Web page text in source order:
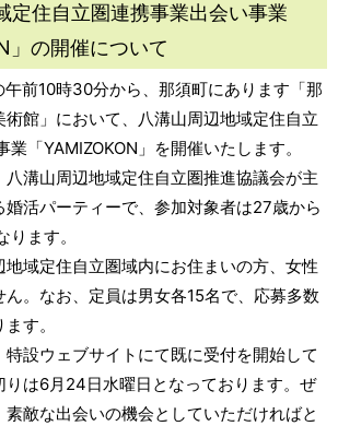
定住自立圏連携事業出会い事業
」の開催について
前10時30分から、那須町にあります「那
館」において、八溝山周辺地域定住自立
「YAMIZOKON」を開催いたします。
溝山周辺地域定住自立圏推進協議会が主
活パーティーで、参加対象者は27歳から
ます。
域定住自立圏域内にお住まいの方、女性
。なお、定員は男女各15名で、応募多数
す。
設ウェブサイトにて既に受付を開始して
りは6月24日水曜日となっております。ぜ
敵な出会いの機会としていただければと